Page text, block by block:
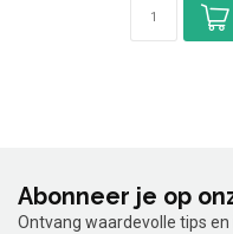
Abonneer je op
Ontvang waardevolle tips